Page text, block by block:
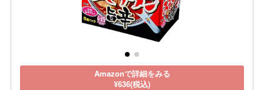
Amazonで詳細をみる
¥636(税込)